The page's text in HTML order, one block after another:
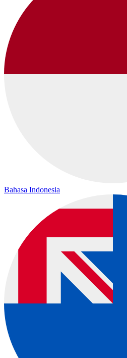
Bahasa Indonesia